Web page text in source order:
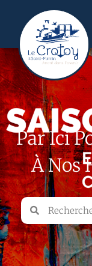
Par Ici
À Nos